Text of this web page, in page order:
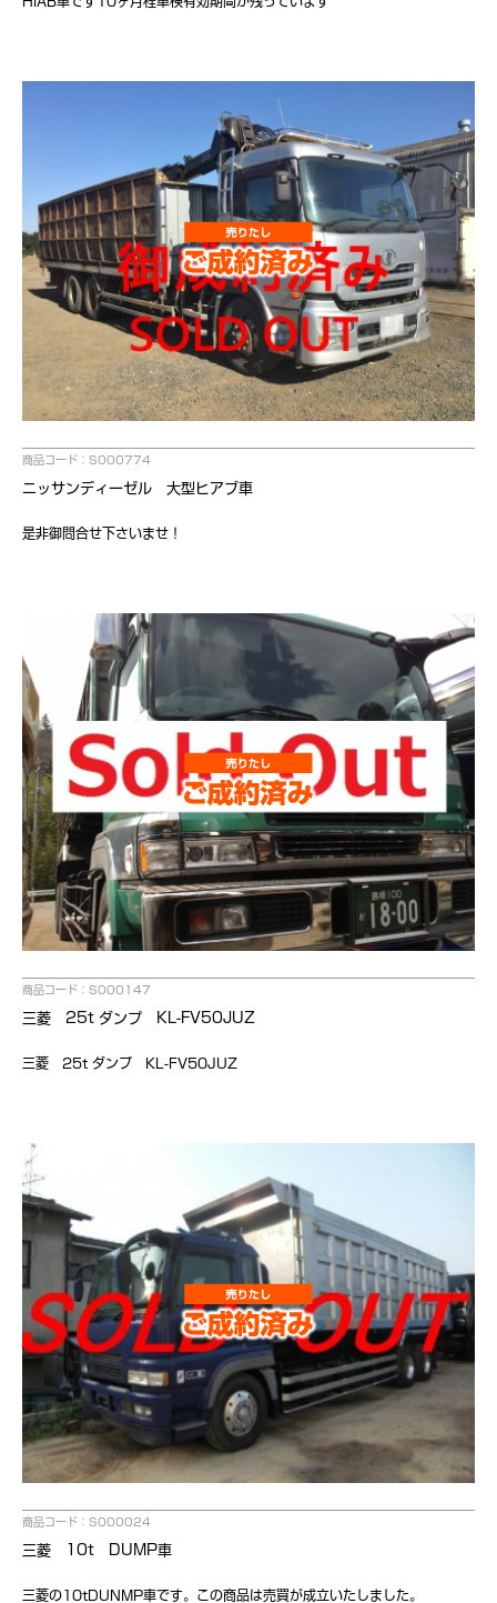
商品コード：S000774
ニッサンディーゼル 大型ヒアブ車
是非御問合せ下さいませ！
商品コード：S000147
三菱 25t ダンプ KL-FV50JUZ
三菱 25t ダンプ KL-FV50JUZ
商品コード：S000024
三菱 10t DUMP車
三菱の10tDUNMP車です。この商品は売買が成立いたしました。